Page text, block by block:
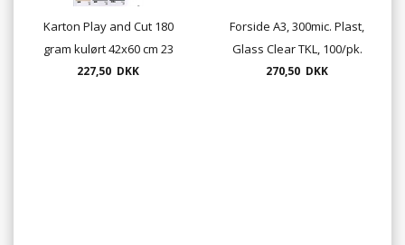
Karton Play and Cut 180
gram kulørt 42x60 cm 23
farver 100 ark. pr. pakke.
227,50 DKK
Forside A3, 300mic. Plast,
Glass Clear TKL, 100/pk.
270,50 DKK